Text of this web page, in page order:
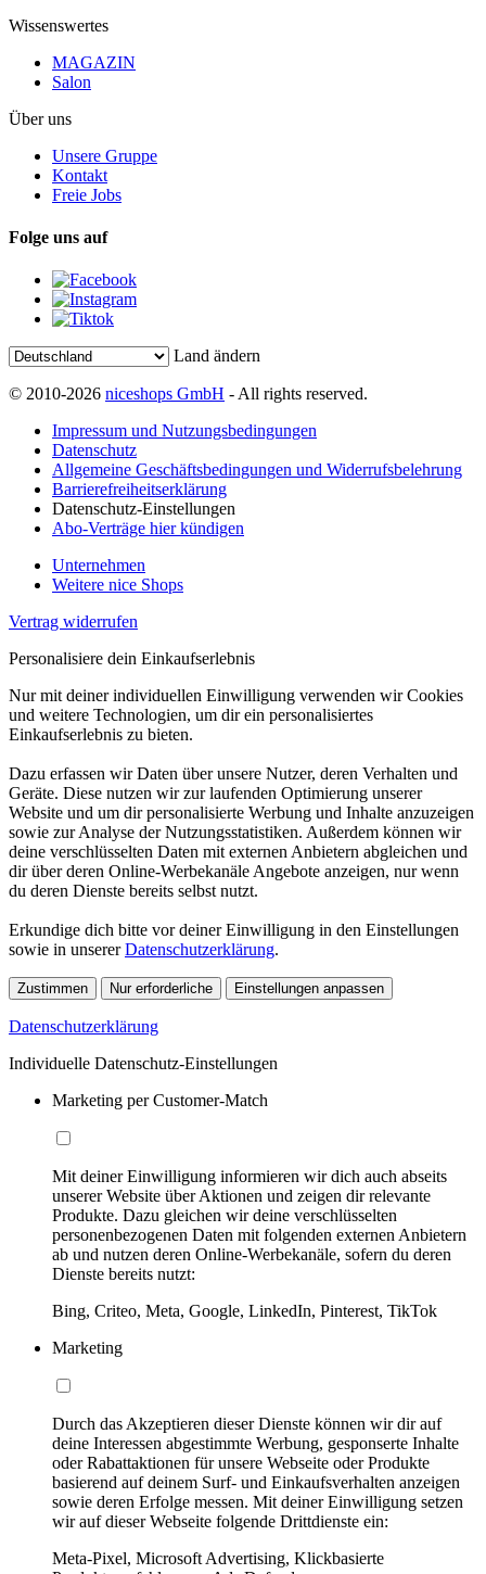
Wissenswertes
MAGAZIN
Salon
Über uns
Unsere Gruppe
Kontakt
Freie Jobs
Folge uns auf
Land ändern
© 2010-2026 niceshops GmbH - All rights reserved.
Impressum und Nutzungsbedingungen
Datenschutz
Allgemeine Geschäftsbedingungen und Widerrufsbelehrung
Barrierefreiheitserklärung
Datenschutz-Einstellungen
Abo-Verträge hier kündigen
Unternehmen
Weitere nice Shops
Vertrag widerrufen
Personalisiere dein Einkaufserlebnis
Nur mit deiner individuellen Einwilligung verwenden wir Cookies
und weitere Technologien, um dir ein personalisiertes
Einkaufserlebnis zu bieten.
Dazu erfassen wir Daten über unsere Nutzer, deren Verhalten und
Geräte. Diese nutzen wir zur laufenden Optimierung unserer
Website und um dir personalisierte Werbung und Inhalte anzuzeigen
sowie zur Analyse der Nutzungsstatistiken. Außerdem können wir
deine verschlüsselten Daten mit externen Anbietern abgleichen und
dir über deren Online-Werbekanäle Angebote anzeigen, nur wenn
du deren Dienste bereits selbst nutzt.
Erkundige dich bitte vor deiner Einwilligung in den Einstellungen
sowie in unsererDatenschutzerklärung.
Zustimmen Nur erforderliche Einstellungen anpassen
Datenschutzerklärung
Individuelle Datenschutz-Einstellungen
Marketing per Customer-Match
Mit deiner Einwilligung informieren wir dich auch abseits
unserer Website über Aktionen und zeigen dir relevante
Produkte. Dazu gleichen wir deine verschlüsselten
personenbezogenen Daten mit folgenden externen Anbietern
ab und nutzen deren Online-Werbekanäle, sofern du deren
Dienste bereits nutzt:
Bing, Criteo, Meta, Google, LinkedIn, Pinterest, TikTok
Marketing
Durch das Akzeptieren dieser Dienste können wir dir auf
deine Interessen abgestimmte Werbung, gesponserte Inhalte
oder Rabattaktionen für unsere Webseite oder Produkte
basierend auf deinem Surf- und Einkaufsverhalten anzeigen
sowie deren Erfolge messen. Mit deiner Einwilligung setzen
wir auf dieser Webseite folgende Drittdienste ein:
Meta-Pixel, Microsoft Advertising, Klickbasierte